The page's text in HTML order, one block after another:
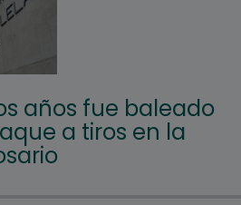
años fue baleado
a tiros en la